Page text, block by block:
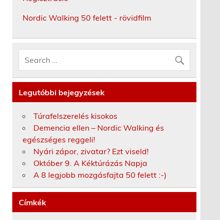
Nordic Walking 50 felett - rövidfilm
Legutóbbi bejegyzések
Túrafelszerelés kisokos
Demencia ellen – Nordic Walking és
egészséges reggeli!
Nyári zápor, zivatar? Ezt viseld!
Október 9. A Kéktúrázás Napja
A 8 legjobb mozgásfajta 50 felett :-)
Címkék